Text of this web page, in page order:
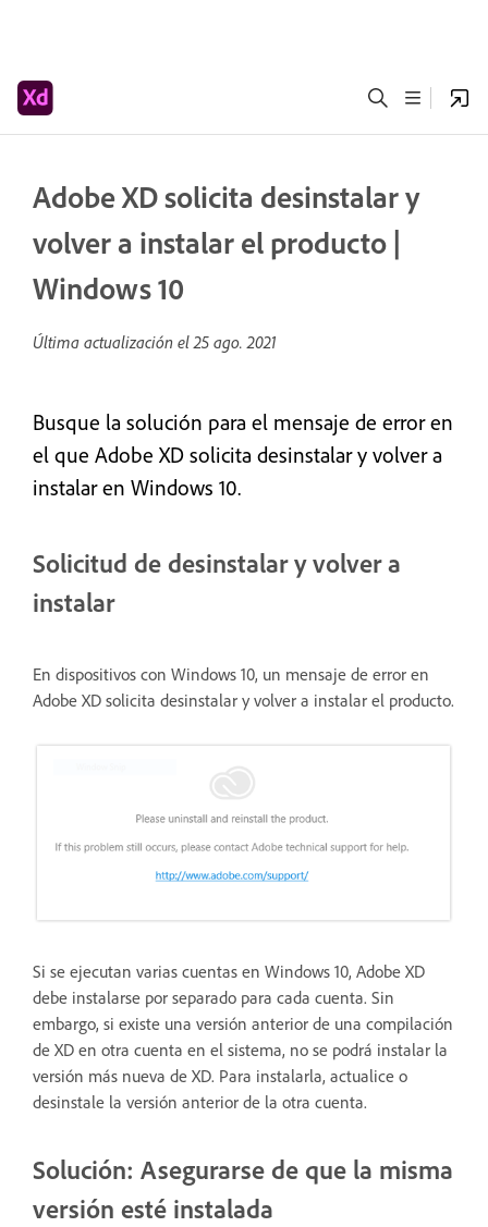
Adobe XD solicita desinstalar y
volver a instalar el producto |
Windows 10
Última actualización el25 ago. 2021
Busque la solución para el mensaje de error en
el que Adobe XD solicita desinstalar y volver a
instalar en Windows 10.
Solicitud de desinstalar y volver a
instalar
En dispositivos con Windows 10, un mensaje de error en
Adobe XD solicita desinstalar y volver a instalar el producto.
Si se ejecutan varias cuentas en Windows 10, Adobe XD
debe instalarse por separado para cada cuenta. Sin
embargo, si existe una versión anterior de una compilación
de XD en otra cuenta en el sistema, no se podrá instalar la
versión más nueva de XD. Para instalarla, actualice o
desinstale la versión anterior de la otra cuenta.
Solución: Asegurarse de que la misma
versión esté instalada